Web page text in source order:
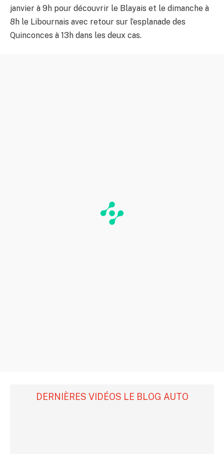
janvier à 9h pour découvrir le Blayais et le dimanche à
8h le Libournais avec retour sur l’esplanade des
Quinconces à 13h dans les deux cas.
DERNIÈRES VIDÉOS LE BLOG AUTO